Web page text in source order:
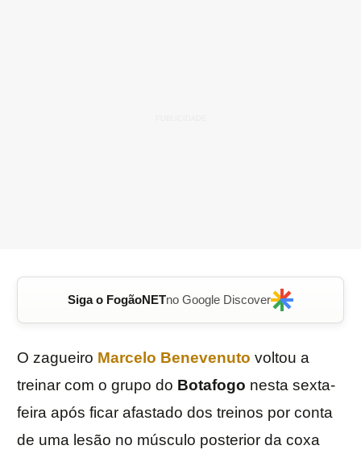
Siga o FogãoNETno Google Discover
O zagueiro Marcelo Benevenuto voltou a
treinar com o grupo do Botafogo nesta sexta-
feira após ficar afastado dos treinos por conta
de uma lesão no músculo posterior da coxa